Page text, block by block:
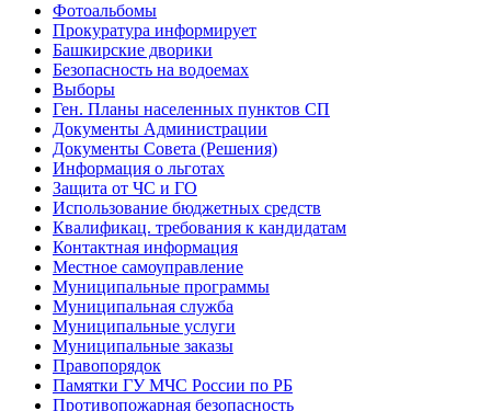
Фотоальбомы
Прокуратура информирует
Башкирские дворики
Безопасность на водоемах
Выборы
Ген. Планы населенных пунктов СП
Документы Администрации
Документы Совета (Решения)
Информация о льготах
Защита от ЧС и ГО
Использование бюджетных средств
Квалификац. требования к кандидатам
Контактная информация
Местное самоуправление
Муниципальные программы
Муниципальная служба
Муниципальные услуги
Муниципальные заказы
Правопорядок
Памятки ГУ МЧС России по РБ
Противопожарная безопасность